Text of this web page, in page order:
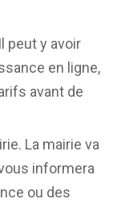
peut y avoir
en ligne,
avant de
La mairie va
informera
ou des